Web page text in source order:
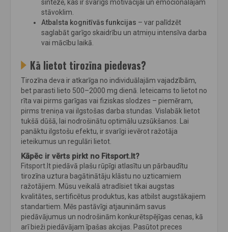
sintēzē, kas ir svarīgs motivācijai un emocionālajam
stāvoklim.
Atbalsta kognitīvās funkcijas – var palīdzēt
saglabāt garīgo skaidrību un atmiņu intensīva darba
vai mācību laikā.
Kā lietot tirozīna piedevas?
Tirozīna deva ir atkarīga no individuālajām vajadzībām,
bet parasti lieto 500–2000 mg dienā. Ieteicams to lietot no
rīta vai pirms garīgas vai fiziskas slodzes – piemēram,
pirms treniņa vai ilgstošas darba stundas. Vislabāk lietot
tukšā dūšā, lai nodrošinātu optimālu uzsūkšanos. Lai
panāktu ilgstošu efektu, ir svarīgi ievērot ražotāja
ieteikumus un regulāri lietot.
Kāpēc ir vērts pirkt no Fitsport.lt?
Fitsport.lt piedāvā plašu rūpīgi atlasītu un pārbaudītu
tirozīna uztura bagātinātāju klāstu no uzticamiem
ražotājiem. Mūsu veikalā atradīsiet tikai augstas
kvalitātes, sertificētus produktus, kas atbilst augstākajiem
standartiem. Mēs pastāvīgi atjauninām savus
piedāvājumus un nodrošinām konkurētspējīgas cenas, kā
arī bieži piedāvājam īpašas akcijas. Pasūtot preces